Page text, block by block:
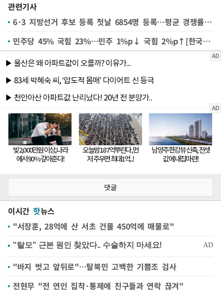
관련기사
6·3 지방선거 후보 등록 첫날 6854명 등록…평균 경쟁률 1.6대1(종합2보)
민주당 45% 국힘 23%…민주 1%p↓ 국힘 2%p↑[한국갤럽]
댓글
이시간 핫뉴스
"서장훈, 28억에 산 서초 건물 450억에 매물로"
"바지 벗고 앞뒤로"…탈북민 고백한 기쁨조 검사
전현무 "전 연인 집착·통제에 친구들과 연락 끊겨"